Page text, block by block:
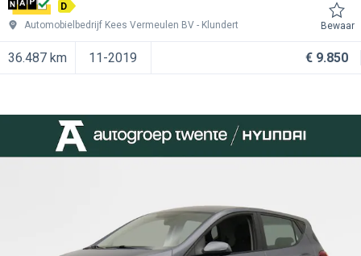
D
Automobielbedrijf Kees Vermeulen BV
Klundert Bewaar
36.487 km 11-2019 € 9.850